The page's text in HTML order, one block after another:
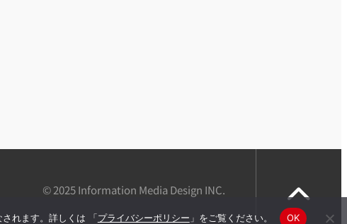
© 2025 Information Media Design INC.
れます。詳しくは 「プライバシーポリシー 」をご覧ください。 OK